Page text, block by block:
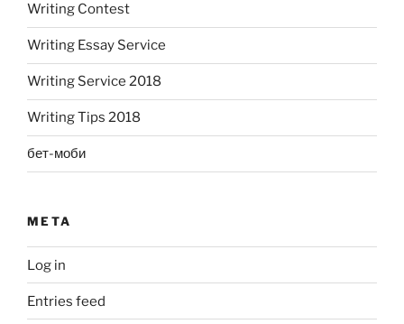
Writing Contest
Writing Essay Service
Writing Service 2018
Writing Tips 2018
бет-моби
META
Log in
Entries feed